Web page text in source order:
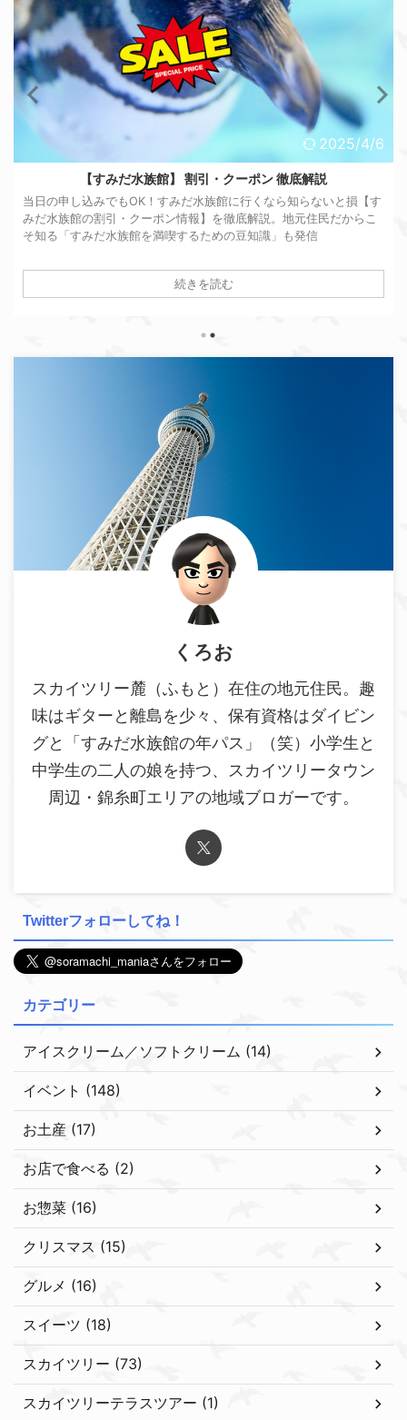
2025/4/6
名探偵コナンとのコラボも！【スカイツリー】割引・クーポン
徹底解説
10％以上の割引は当たり前、さらにクーポンでの追加割引やポイン
ト還元、スイーツ付も！スカイツリー麓（ふもと）住民が当日でも
なチケットの選び方やスカイツリーチケットでさらに得する方法も
続きを読む
くろお
スカイツリー麓（ふもと）在住の地元住民。趣
味はギターと離島を少々、保有資格はダイビン
グと「すみだ水族館の年パス」（笑）小学生と
中学生の二人の娘を持つ、スカイツリータウン
周辺・錦糸町エリアの地域ブロガーです。
Twitterフォローしてね！
カテゴリー
アイスクリーム／ソフトクリーム (14)
イベント (148)
お土産 (17)
お店で食べる (2)
お惣菜 (16)
クリスマス (15)
グルメ (16)
スイーツ (18)
スカイツリー (73)
スカイツリーテラスツアー (1)